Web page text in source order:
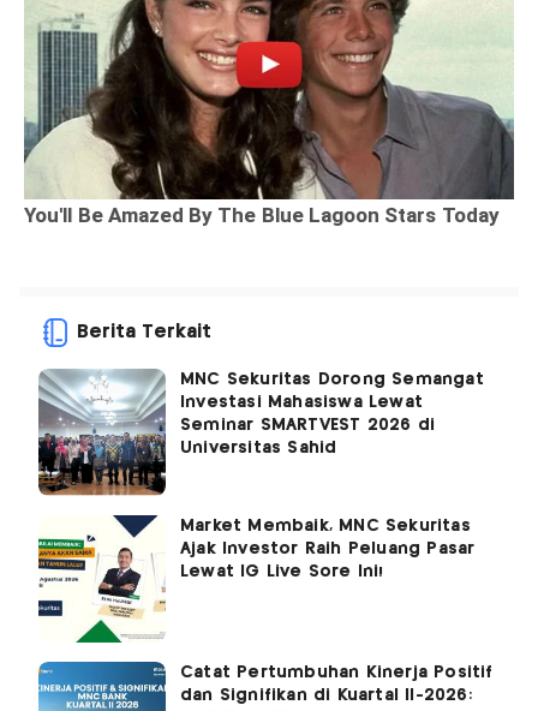
Berita Terkait
MNC Sekuritas Dorong Semangat
Investasi Mahasiswa Lewat
Seminar SMARTVEST 2026 di
Universitas Sahid
Market Membaik, MNC Sekuritas
Ajak Investor Raih Peluang Pasar
Lewat IG Live Sore Ini!
Catat Pertumbuhan Kinerja Positif
dan Signifikan di Kuartal II-2026: